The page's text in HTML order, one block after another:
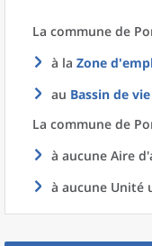
La commune de
à la Zone
au Bassin de
La commune de
à aucune Aire
à aucune Unité